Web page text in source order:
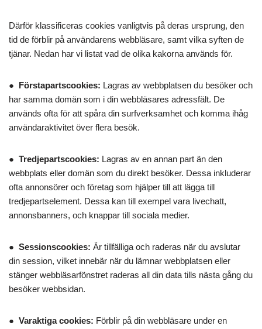
Därför klassificeras cookies vanligtvis på deras ursprung, den
tid de förblir på användarens webbläsare, samt vilka syften de
tjänar. Nedan har vi listat vad de olika kakorna används för.
● Förstapartscookies: Lagras av webbplatsen du besöker och
har samma domän som i din webbläsares adressfält. De
används ofta för att spåra din surfverksamhet och komma ihåg
användaraktivitet över flera besök.
● Tredjepartscookies: Lagras av en annan part än den
webbplats eller domän som du direkt besöker. Dessa inkluderar
ofta annonsörer och företag som hjälper till att lägga till
tredjepartselement. Dessa kan till exempel vara livechatt,
annonsbanners, och knappar till sociala medier.
● Sessionscookies: Är tillfälliga och raderas när du avslutar
din session, vilket innebär när du lämnar webbplatsen eller
stänger webbläsarfönstret raderas all din data tills nästa gång du
besöker webbsidan.
● Varaktiga cookies: Förblir på din webbläsare under en